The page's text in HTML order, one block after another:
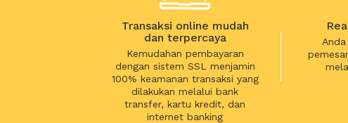
Transaksi online mudah
dan terpercaya
Kemudahan pembayaran
dengan sistem SSL menjamin
100% keamanan transaksi yang
dilakukan melalui bank
transfer, kartu kredit, dan
internet banking